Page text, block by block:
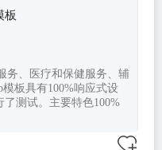
板
务、医疗和保健服务、辅
板具有100%响应式设
测试。主要特色100%